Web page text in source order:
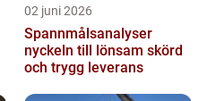
02 juni 2026
Spannmålsanalyser
nyckeln till lönsam skörd
och trygg leverans